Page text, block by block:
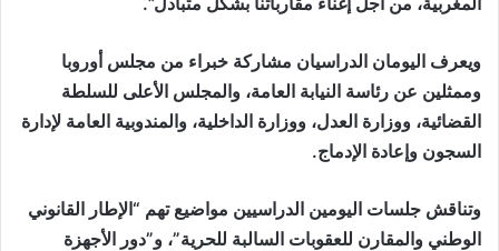
ويعرف اليومان الدراسيان مشاركة خبراء من مجلس أوروبا
وممثلين عن رئاسة النيابة العامة، والمجلس الأعلى للسلطة
القضائية، ووزارة العدل، ووزارة الداخلية، والمندوبية العامة لإدارة
السجون وإعادة الإدماج.
وتناقش جلسات اليومين الدراسيين مواضيع تهم “الإطار القانوني
الوطني والمقارن للعقوبات السالبة للحرية”، و”دور الأجهزة